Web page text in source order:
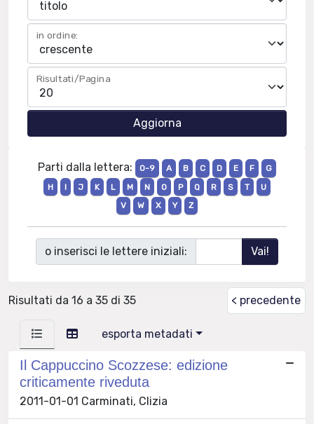
in ordine:
Risultati/Pagina
Parti dalla lettera: 0-9 A B C D E F
G
H
I J K L M N O P Q R S T
U
V
W X Y Z
o inserisci le lettere iniziali:
Risultati da 16 a 35 di 35 < precedente
esporta metadati
Il Cappuccino Scozzese: edizione
criticamente riveduta
2011-01-01 Carminati, Clizia